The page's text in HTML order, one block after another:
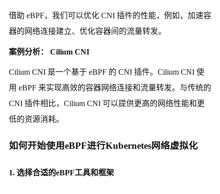
借助 eBPF，我们可以优化 CNI 插件的性能，例如，加速容
器的网络连接建立、优化容器间的流量转发。
案例分析： Cilium CNI
Cilium CNI 是一个基于 eBPF 的 CNI 插件。Cilium CNI 使
用 eBPF 来实现高效的容器网络连接和流量转发。与传统的
CNI 插件相比，Cilium CNI 可以提供更高的网络性能和更
低的资源消耗。
如何开始使用eBPF进行Kubernetes网络虚拟化
1. 选择合适的eBPF工具和框架